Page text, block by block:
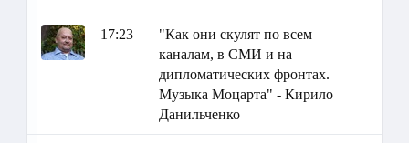
17:23
"Как они скулят по всем
каналам, в СМИ и на
дипломатических фронтах.
Музыка Моцарта" - Кирило
Данильченко